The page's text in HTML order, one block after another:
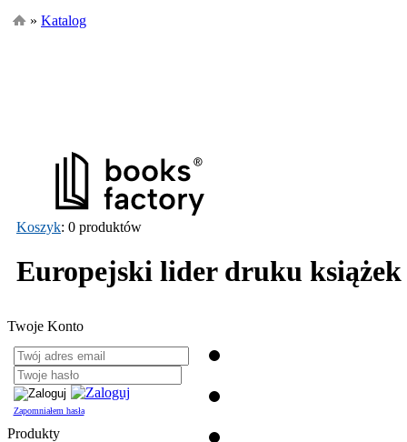
» Katalog
Koszyk: 0 produktów
Europejski lider druku książek
Twoje Konto
Zapomniałem hasła
Produkty